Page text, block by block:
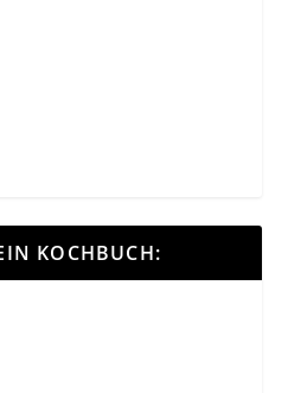
KOCHBUCH: